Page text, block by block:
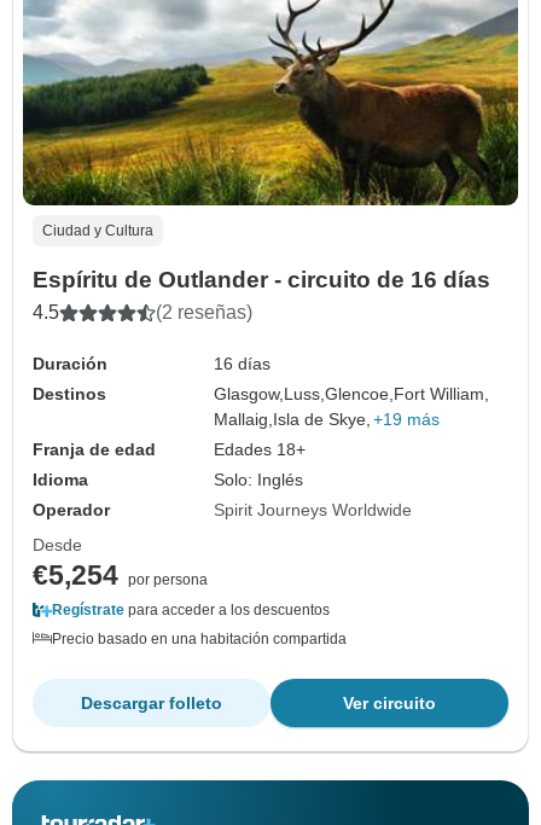
Ciudad y Cultura
Espíritu de Outlander - circuito de 16 días
4.5 (2 reseñas)
Duración
16 días
Destinos
Glasgow, Luss,Glencoe, Fort William,
Mallaig, Isla de Skye, +19 más
Franja de edad
Edades 18+
Idioma
Solo: Inglés
Operador
Spirit Journeys Worldwide
Desde
€5,254 por persona
Regístrate para acceder a los descuentos
Precio basado en una habitación compartida
Ver circuito
Descargar folleto